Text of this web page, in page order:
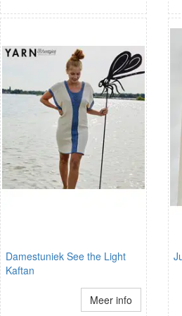
Damestuniek See the Light
Kaftan
Meer info